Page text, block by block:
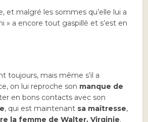
et malgré les sommes qu’elle lui a
» a encore tout gaspillé et s’est en
toujours, mais même s’il a
on lui reproche son manque de
en bons contacts avec son
, qui est maintenant sa maîtresse,
la femme de Walter, Virginie.